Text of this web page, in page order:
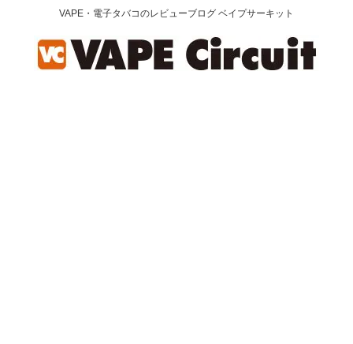
VAPE・電子タバコのレビューブログ ベイプサーキット